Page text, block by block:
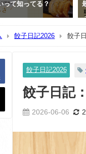
って知ってる？
餃子日記2026 餃子
餃子日記2026
餃子日記
2026-06-06